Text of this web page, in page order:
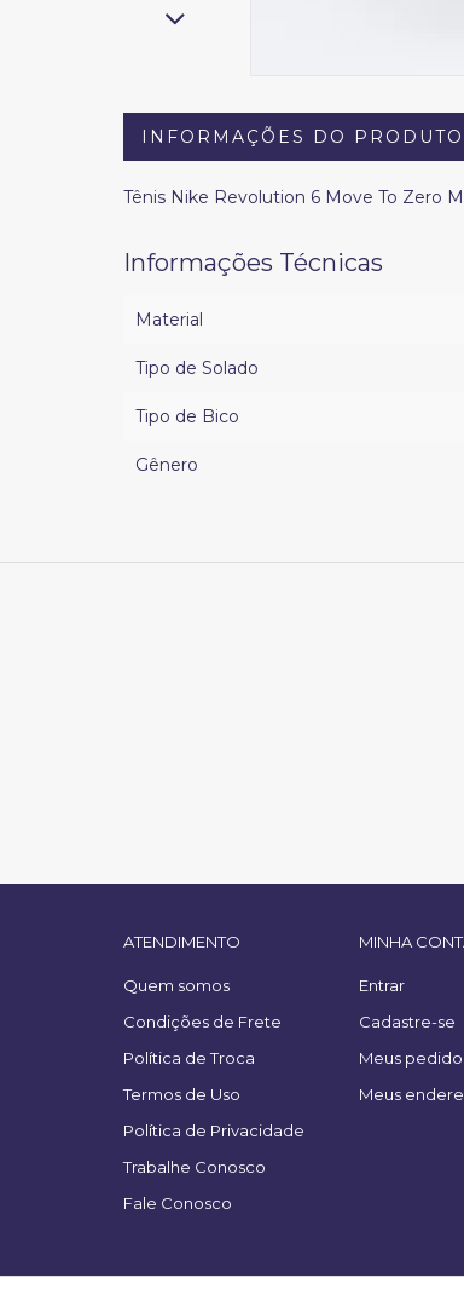
INFORMAÇÕES DO PRODUTO
Tênis Nike Revolution 6 Move To Zero
Informações Técnicas
Material
Tipo de Solado
Tipo de Bico
Gênero
ATENDIMENTO
Quem somos
Condições de Frete
Política de Troca
Termos de Uso
Política de Privacidade
Trabalhe Conosco
Fale Conosco
MINHA
Entrar
Cadastre-se
Meus
Meus